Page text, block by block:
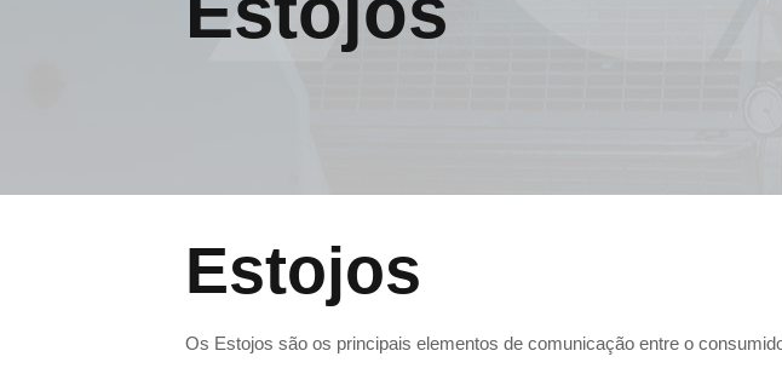
Estojos
Os Estojos são os principais elementos de comunicação entre o